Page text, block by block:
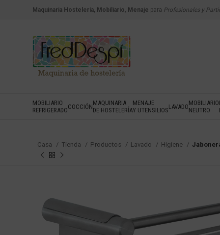
Maquinaria Hostelería, Mobiliario, Menaje para Profesionales y
MOBILIARIO
REFRIGERADOCOCCIÓNMAQUINARIA
DE HOSTELERÍA
MENAJE
Y UTENSILIOSLAVADOMOBILIARIO
NEUTRO
Casa Tienda Productos Lavado Higiene